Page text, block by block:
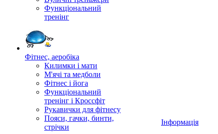
Функціональний
тренінг
Фітнес, аеробіка
Килимки і мати
М'ячі та медболи
Фітнес і йога
Функціональний
тренінг і Кроссфіт
Рукавички для фітнесу
Пояси, гачки, бинти,
стрічки
Інформація